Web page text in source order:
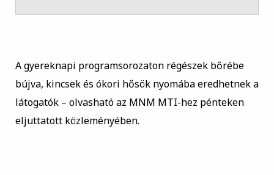
A gyereknapi programsorozaton régészek bőrébe
bújva, kincsek és ókori hősök nyomába eredhetnek a
látogatók – olvasható az MNM MTI-hez pénteken
eljuttatott közleményében.